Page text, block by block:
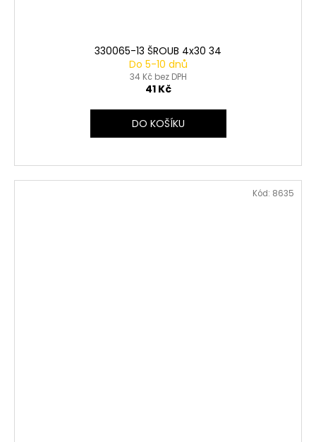
330065-13 ŠROUB 4x30 34
Do 5-10 dnů
34 Kč bez DPH
41 Kč
DO KOŠÍKU
Kód: 8635